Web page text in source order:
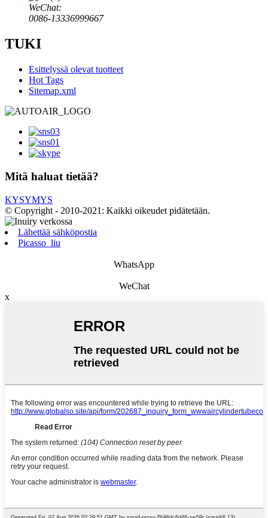
WeChat:
0086-13336999667
TUKI
Esittelyssä olevat tuotteet
Hot Tags
Sitemap.xml
Mitä haluat tietää?
KYSYMYS
© Copyright - 2010-2021: Kaikki oikeudet pidätetään.
Lähettää sähköpostia
Picasso_liu
WhatsApp
WeChat
x